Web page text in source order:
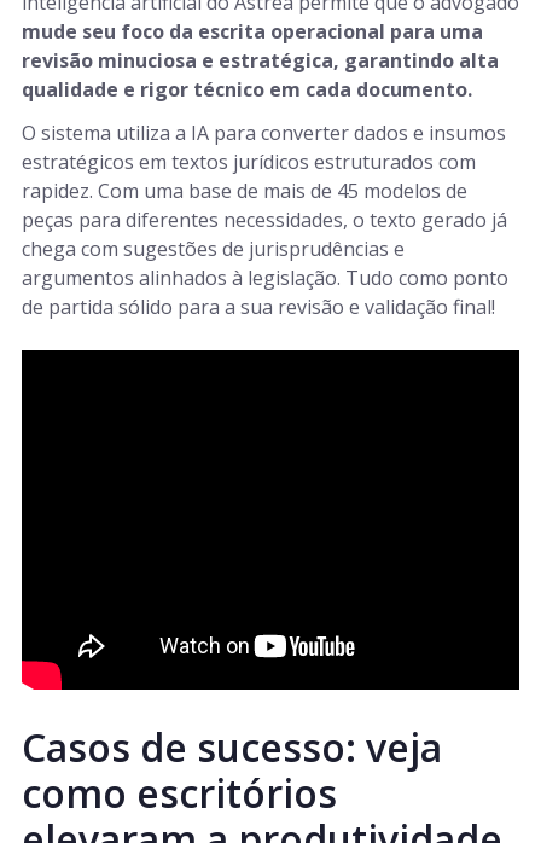
mude seu foco da escrita operacional para uma
revisão minuciosa e estratégica, garantindo alta
qualidade e rigor técnico em cada documento.
O sistema utiliza a IA para converter dados e insumos
estratégicos em textos jurídicos estruturados com
rapidez. Com uma base de mais de 45 modelos de
peças para diferentes necessidades, o texto gerado já
chega com sugestões de jurisprudências e
argumentos alinhados à legislação. Tudo como ponto
de partida sólido para a sua revisão e validação final!
Casos de sucesso: veja
como escritórios